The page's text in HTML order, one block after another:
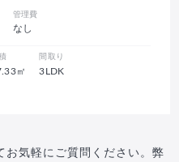
管理費
なし
㎡
間取り
3LDK
気軽にご質問ください。弊